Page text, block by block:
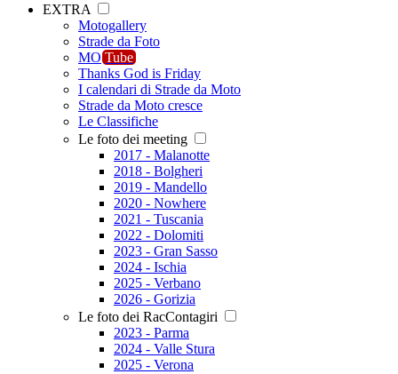
EXTRA
Motogallery
Strade da Foto
MO Tube
Thanks God is Friday
I calendari di Strade da Moto
Strade da Moto cresce
Le Classifiche
Le foto dei meeting
2017 - Malanotte
2018 - Bolgheri
2019 - Mandello
2020 - Nowhere
2021 - Tuscania
2022 - Dolomiti
2023 - Gran Sasso
2024 - Ischia
2025 - Verbano
2026 - Gorizia
Le foto dei RacContagiri
2023 - Parma
2024 - Valle Stura
2025 - Verona